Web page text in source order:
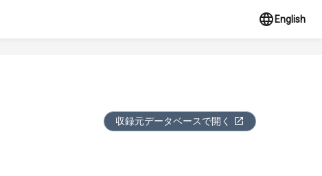
English
収録元データベースで開く